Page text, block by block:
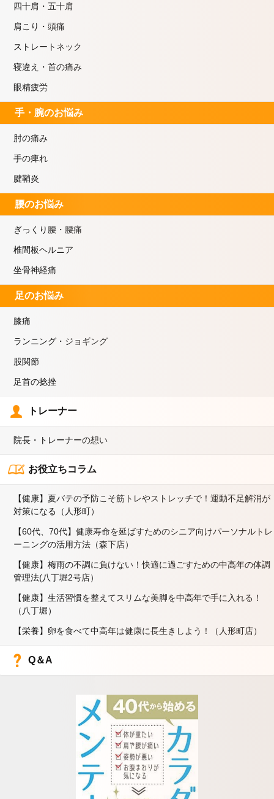
四十肩・五十肩
肩こり・頭痛
ストレートネック
寝違え・首の痛み
眼精疲労
手・腕のお悩み
肘の痛み
手の痺れ
腱鞘炎
腰のお悩み
ぎっくり腰・腰痛
椎間板ヘルニア
坐骨神経痛
足のお悩み
膝痛
ランニング・ジョギング
股関節
足首の捻挫
トレーナー
院長・トレーナーの想い
お役立ちコラム
【健康】夏バテの予防こそ筋トレやストレッチで！運動不足解消が
対策になる（人形町）
【60代、70代】健康寿命を延ばすためのシニア向けパーソナルトレ
ーニングの活用方法（森下店）
【健康】梅雨の不調に負けない！快適に過ごすための中高年の体調
管理法(八丁堀2号店）
【健康】生活習慣を整えてスリムな美脚を中高年で手に入れる！
（八丁堀）
【栄養】卵を食べて中高年は健康に長生きしよう！（人形町店）
Q＆A